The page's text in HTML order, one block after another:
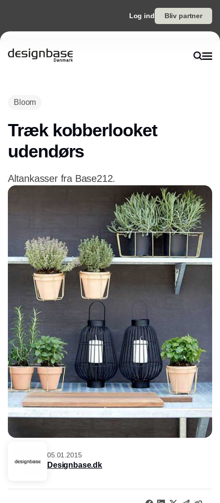
Log ind Bliv partner
Bloom
Træk kobberlooket
udendørs
Altankasser fra Base212.
05.01.2015
Designbase.dk